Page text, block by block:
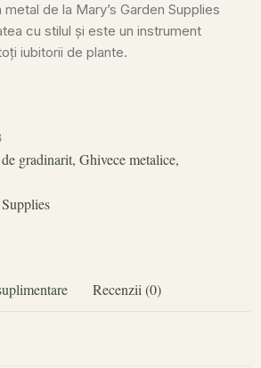
de la Mary’s Garden Supplies
cu stilul și este un instrument
iubitorii de plante.
gradinarit, Ghivece metalice,
Recenzii (0)